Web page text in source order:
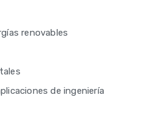
renovables
de ingeniería